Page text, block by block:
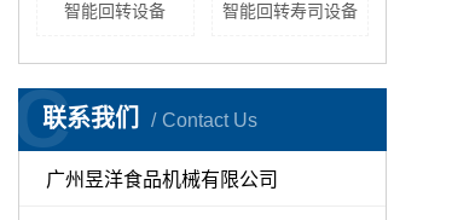
智能回转设备 智能回转寿司设备
联系我们 Contact Us
C
广州昱洋食品机械有限公司